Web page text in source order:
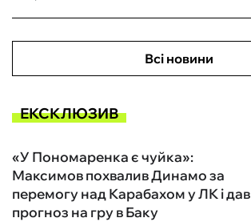
Всі новини
ЕКСКЛЮЗИВ
«У Пономаренка є чуйка»:
Максимов похвалив Динамо за
перемогу над Карабахом у ЛК і дав
прогноз на гру в Баку